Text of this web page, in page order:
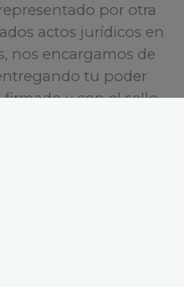
por otra
actos jurídicos en
nos encargamos de
tu poder
y con el sello